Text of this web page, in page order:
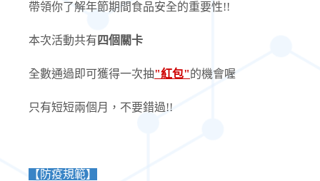
帶領你了解年節期間食品安全的重要性!!
本次活動共有 四個關卡
全數通過即可獲得一次抽"紅包"的機會喔
只有短短兩個月，不要錯過!!
【防疫規範】